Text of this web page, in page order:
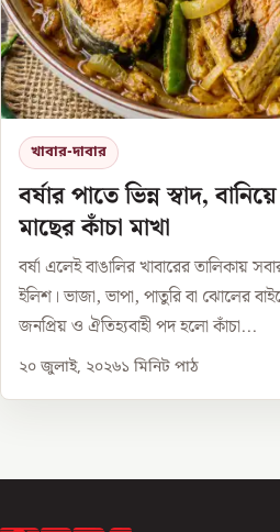
খাবার-দাবার
বর্ষার পাতে ভিন্ন স্বাদ,
মাছের কাঁচা মাখা
বর্ষা এলেই বাঙালির খাবারের তালিকায়
ইলিশ। ভাজা, ভাপা, পাতুরি বা ঝোলের
জনপ্রিয় ও ঐতিহ্যবাহী পদ হলো কাঁচা...
২০ জুলাই, ২০২৬১ মিনিট পাঠ